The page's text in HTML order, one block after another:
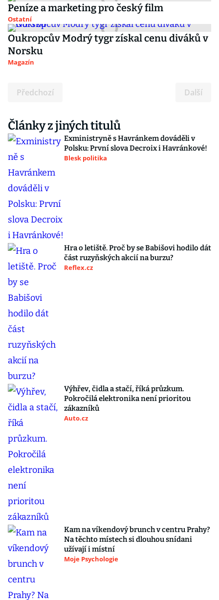
Peníze a marketing pro český film
Ostatní
Oukropcův Modrý tygr získal cenu diváků v
Norsku
Magazín
Předchozí Další
Články z jiných titulů
Exministryně s Havránkem dováděli v
Polsku: První slova Decroix i Havránkové!
Blesk politika
Hra o letiště. Proč by se Babišovi hodilo dát
část ruzyňských akcií na burzu?
Reflex.cz
Výhřev, čidla a stačí, říká průzkum.
Pokročilá elektronika není prioritou
zákazníků
Auto.cz
Kam na víkendový brunch v centru Prahy?
Na těchto místech si dlouhou snídani
užívají i místní
Moje Psychologie